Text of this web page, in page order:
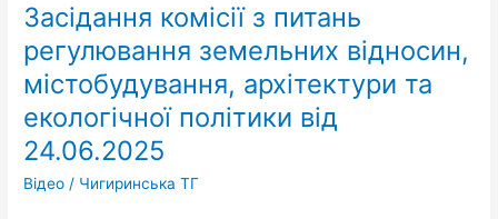
Засідання комісії з питань
регулювання земельних відносин,
містобудування, архітектури та
екологічної політики від
24.06.2025
Відео / Чигиринська ТГ
Засідання
з
питань
регулювання
відносин,
містобудування,